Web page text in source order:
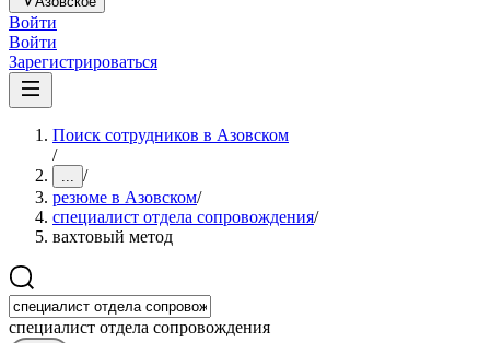
Войти
Войти
Зарегистрироваться
Поиск сотрудников в Азовском
/
... /
резюме в Азовском/
специалист отдела сопровождения/
вахтовый метод
специалист отдела сопровождения